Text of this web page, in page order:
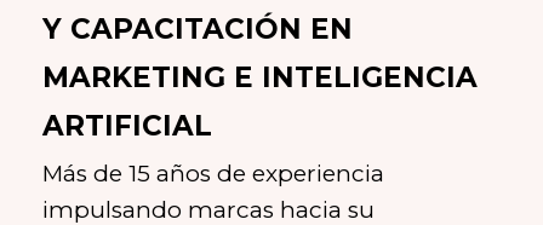
Y CAPACITACIÓN EN
MARKETING E INTELIGENCIA
ARTIFICIAL
Más de 15 años de experiencia
impulsando marcas hacia su